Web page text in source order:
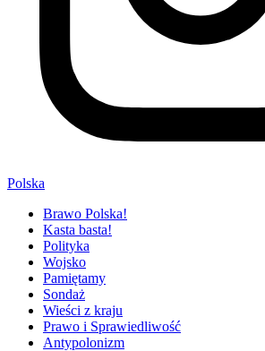
Polska
Brawo Polska!
Kasta basta!
Polityka
Wojsko
Pamiętamy
Sondaż
Wieści z kraju
Prawo i Sprawiedliwość
Antypolonizm